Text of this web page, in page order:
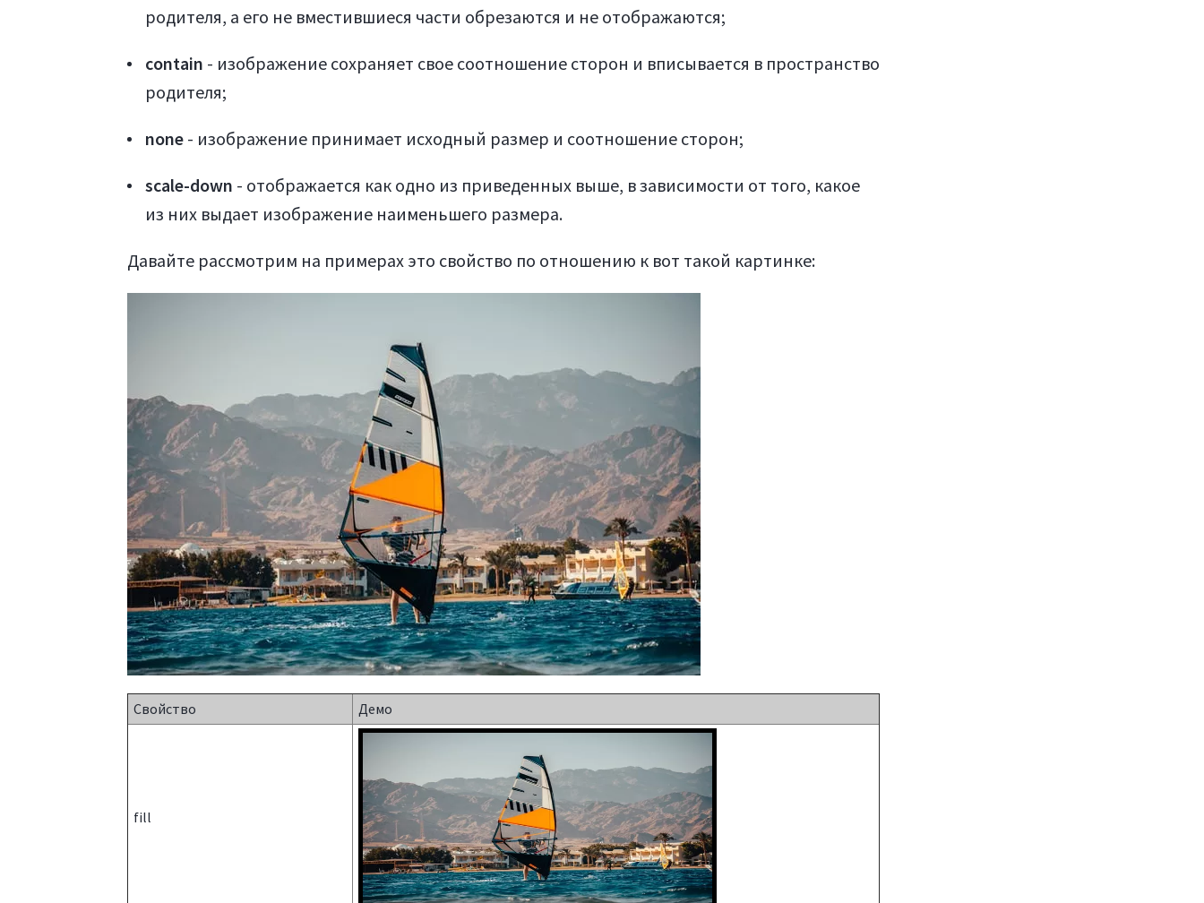
родителя, а его не вместившиеся части обрезаются и не отображаются;
contain - изображение сохраняет свое соотношение сторон и вписывается в пространство
родителя;
none- изображение принимает исходный размер и соотношение сторон;
scale-down - отображается как одно из приведенных выше, в зависимости от того, какое
из них выдает изображение наименьшего размера.
Давайте рассмотрим на примерах это свойство по отношению к вот такой картинке:
Свойство Демо
fill